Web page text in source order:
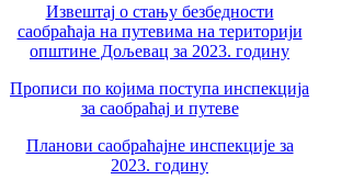
Извештај о стању безбедности
саобраћаја на путевима на територији
општине Дољевац за 2023. годину
Прописи по којима поступа инспекција
за саобраћај и путеве
Планови саобраћајне инспекције за
2023. годину